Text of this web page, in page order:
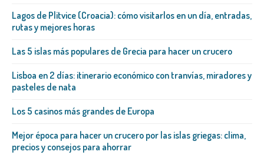
Lagos de Plitvice (Croacia): cómo visitarlos en un día, entradas,
rutas y mejores horas
Las 5 islas más populares de Grecia para hacer un crucero
Lisboa en 2 días: itinerario económico con tranvías, miradores y
pasteles de nata
Los 5 casinos más grandes de Europa
Mejor época para hacer un crucero por las islas griegas: clima,
precios y consejos para ahorrar